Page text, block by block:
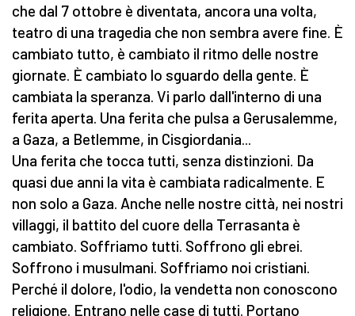
che dal 7 ottobre è diventata, ancora una volta,
teatro di una tragedia che non sembra avere fine. È
cambiato tutto, è cambiato il ritmo delle nostre
giornate. È cambiato lo sguardo della gente. È
cambiata la speranza. Vi parlo dall'interno di una
ferita aperta. Una ferita che pulsa a Gerusalemme,
a Gaza, a Betlemme, in Cisgiordania...
Una ferita che tocca tutti, senza distinzioni. Da
quasi due anni la vita è cambiata radicalmente. E
non solo a Gaza. Anche nelle nostre città, nei nostri
villaggi, il battito del cuore della Terrasanta è
cambiato. Soffriamo tutti. Soffrono gli ebrei.
Soffrono i musulmani. Soffriamo noi cristiani.
Perché il dolore, l'odio, la vendetta non conoscono
religione. Entrano nelle case di tutti. Portano